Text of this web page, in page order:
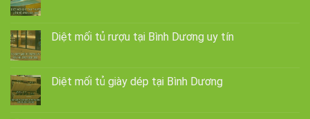
Diệt mối tủ rượu tại Bình Dương uy tín
Diệt mối tủ giày dép tại Bình Dương